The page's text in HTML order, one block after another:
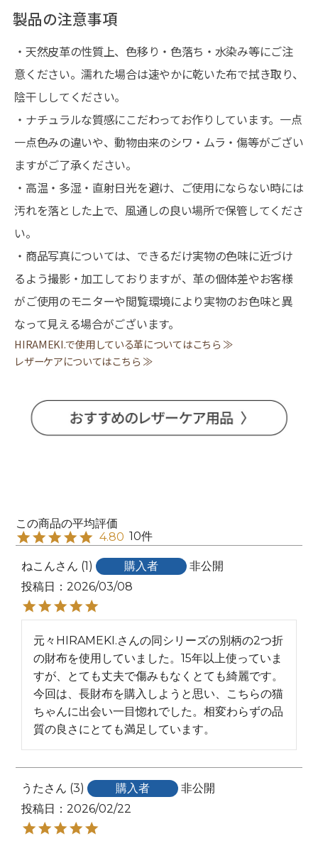
製品の注意事項
・天然皮革の性質上、色移り・色落ち・水染み等にご注
意ください。濡れた場合は速やかに乾いた布で拭き取り、
陰干ししてください。
・ナチュラルな質感にこだわってお作りしています。一点
一点色みの違いや、動物由来のシワ・ムラ・傷等がござい
ますがご了承ください。
・高温・多湿・直射日光を避け、ご使用にならない時には
汚れを落とした上で、風通しの良い場所で保管してくださ
い。
・商品写真については、できるだけ実物の色味に近づけ
るよう撮影・加工しておりますが、革の個体差やお客様
がご使用のモニターや閲覧環境により実物のお色味と異
なって見える場合がございます。
HIRAMEKI.で使用している革についてはこちら ≫
レザーケアについてはこちら ≫
4.80 10
ねこん 1 購入者
非公開
投稿日
2026/03/08
元々HIRAMEKI.さんの同シリーズの別柄の2つ折
の財布を使用していました。15年以上使っていま
すが、とても丈夫で傷みもなくとても綺麗です。
今回は、長財布を購入しようと思い、こちらの猫
ちゃんに出会い一目惚れでした。相変わらずの品
質の良さにとても満足しています。
うた 3 購入者
非公開
投稿日
2026/02/22